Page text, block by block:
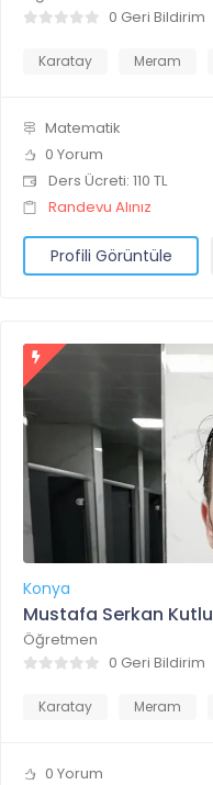
0 Geri Bildirim
Karatay Meram
Matematik
0 Yorum
Ders Ücreti: 110 TL
Randevu Alınız
Profili Görüntüle
Konya
Mustafa Serkan Kutlu
Öğretmen
0 Geri Bildirim
Karatay Meram
0 Yorum